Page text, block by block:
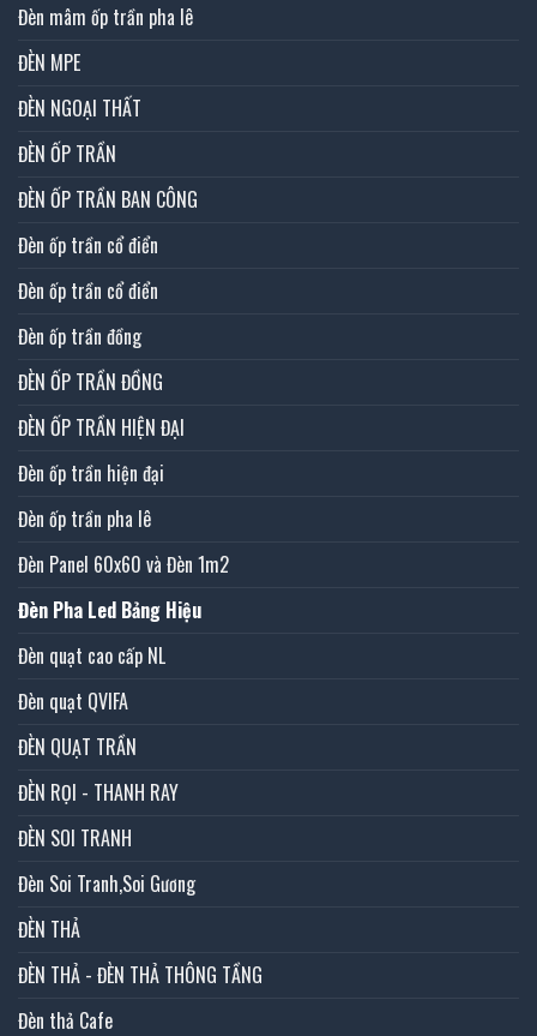
Đèn mâm ốp trần pha lê
ĐÈN MPE
ĐÈN NGOẠI THẤT
ĐÈN ỐP TRẦN
ĐÈN ỐP TRẦN BAN CÔNG
Đèn ốp trần cổ điển
Đèn ốp trần cổ điển
Đèn ốp trần đồng
ĐÈN ỐP TRẦN ĐỒNG
ĐÈN ỐP TRẦN HIỆN ĐẠI
Đèn ốp trần hiện đại
Đèn ốp trần pha lê
Đèn Panel 60x60 và Đèn 1m2
Đèn Pha Led Bảng Hiệu
Đèn quạt cao cấp NL
Đèn quạt QVIFA
ĐÈN QUẠT TRẦN
ĐÈN RỌI - THANH RAY
ĐÈN SOI TRANH
Đèn Soi Tranh,Soi Gương
ĐÈN THẢ
ĐÈN THẢ - ĐÈN THẢ THÔNG TẦNG
Đèn thả Cafe